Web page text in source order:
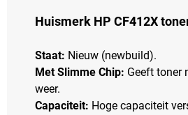
Huismerk HP CF412X
Staat: Nieuw (newbuild).
Met Slimme Chip: Geeft toner
weer.
Capaciteit: Hoge capaciteit